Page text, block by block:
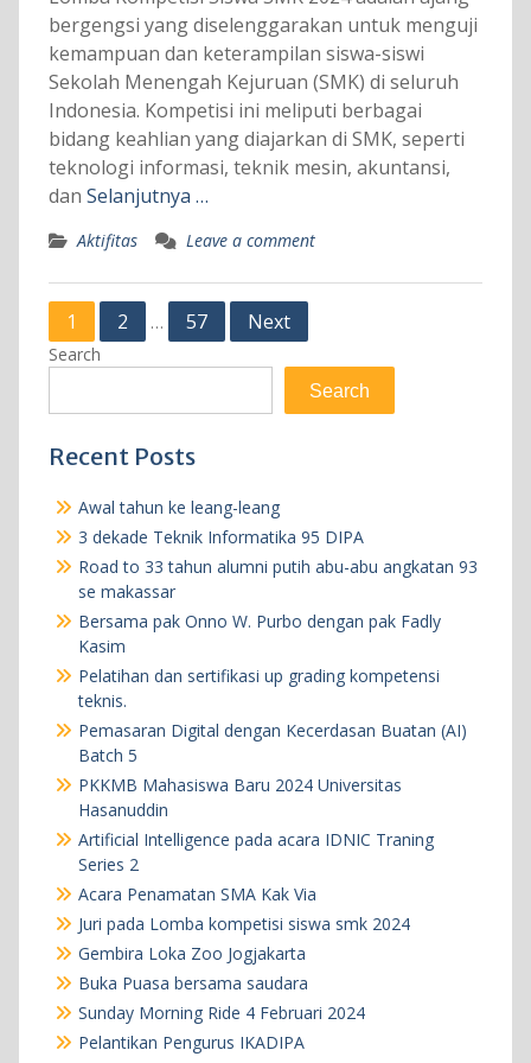
bergengsi yang diselenggarakan untuk menguji
kemampuan dan keterampilan siswa-siswi
Sekolah Menengah Kejuruan (SMK) di seluruh
Indonesia. Kompetisi ini meliputi berbagai
bidang keahlian yang diajarkan di SMK, seperti
teknologi informasi, teknik mesin, akuntansi,
dan Selanjutnya …
Aktifitas Leave a comment
Posts
pagination
1 2 … 57 Next
Search
Search
Recent Posts
Awal tahun ke leang-leang
3 dekade Teknik Informatika 95 DIPA
Road to 33 tahun alumni putih abu-abu angkatan 93
se makassar
Bersama pak Onno W. Purbo dengan pak Fadly
Kasim
Pelatihan dan sertifikasi up grading kompetensi
teknis.
Pemasaran Digital dengan Kecerdasan Buatan (AI)
Batch 5
PKKMB Mahasiswa Baru 2024 Universitas
Hasanuddin
Artificial Intelligence pada acara IDNIC Traning
Series 2
Acara Penamatan SMA Kak Via
Juri pada Lomba kompetisi siswa smk 2024
Gembira Loka Zoo Jogjakarta
Buka Puasa bersama saudara
Sunday Morning Ride 4 Februari 2024
Pelantikan Pengurus IKADIPA